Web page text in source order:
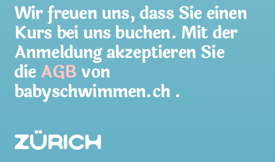
Wir freuen uns, dass Sie einen
Kurs bei uns buchen. Mit der
Anmeldung akzeptieren Sie
dieAGBvon
babyschwimmen.ch .
Zürich